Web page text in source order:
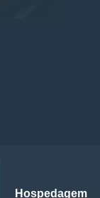
Hospedagem